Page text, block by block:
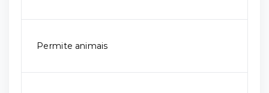
Permite animais